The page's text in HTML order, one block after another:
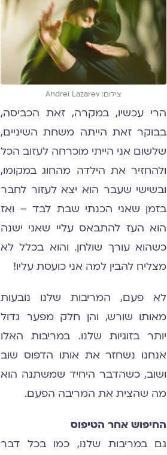
צילום: Andrei Lazarev
הרי עכשיו, במקרה, זאת הכביסה,
בבוקר זאת הייתה משחת השיניים,
שלשום אני הייתי מוכרחה לעזוב הכל
ולהחזיר את הילדה מהחוג במקומו,
ובשישי שעבר הוא יצא לעזור לחבר
בזמן שאני הכנתי שבת לבד – ואז
הוא העז להתבאס עליי שאני ישנה
כשהוא עורך שולחן. והוא בכלל לא
מצליח להבין למה אני כועסת עליו!
לא פעם, המריבות שלנו נובעות
מאותו שורש, והן חלק מפער גדול
יותר בזוגיות שלנו. במריבות האלו
אנחנו נשחזר את אותו הדפוס שוב
ושוב, כשהדבר היחיד שמשתנה הוא
מה שהצית את המריבה הפעם.
החיפוש אחר הטיפוס
גם במריבות שלנו, כמו בכל דבר